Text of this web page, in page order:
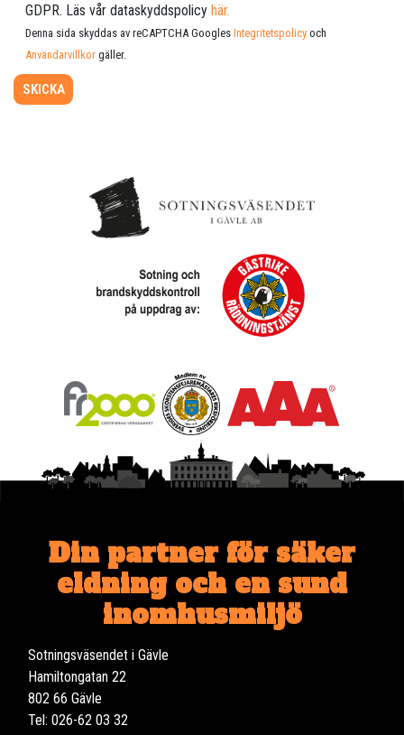
GDPR. Läs vår dataskyddspolicyhär.
Denna sida skyddas av reCAPTCHA GooglesIntegritetspolicy och
Användarvillkor gäller.
Din partner för säker
eldning och en sund
inomhusmiljö
Sotningsväsendet i Gävle
Hamiltongatan 22
802 66 Gävle
Tel: 026-62 03 32